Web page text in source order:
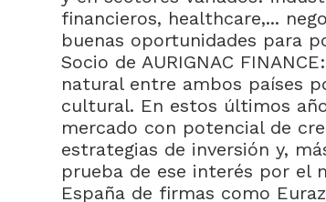
financieros, healthcare,...
buenas oportunidades para
Socio de AURIGNAC
natural entre ambos países
cultural. En estos últimos
mercado con potencial de
estrategias de inversión y,
prueba de ese interés por el
España de firmas como